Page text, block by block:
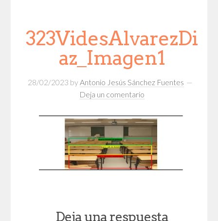
323VidesAlvarezDi
az_Imagen1
28/02/2023 by Antonio Jesús Sánchez Fuentes
Deja un comentario
Deja una respuesta